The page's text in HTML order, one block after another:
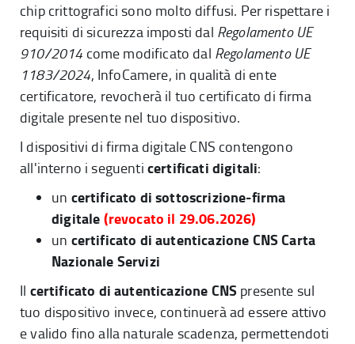
chip crittografici sono molto diffusi. Per rispettare i
requisiti di sicurezza imposti dal Regolamento UE
910/2014 come modificato dal Regolamento UE
1183/2024, InfoCamere, in qualità di ente
certificatore, revocherà il tuo certificato di firma
digitale presente nel tuo dispositivo.
I dispositivi di firma digitale CNS contengono
all'interno i seguenti certificati digitali:
un certificato di sottoscrizione-firma
digitale(revocato il 29.06.2026)
un certificato di autenticazione CNS Carta
Nazionale Servizi
Il certificato di autenticazione CNS presente sul
tuo dispositivo invece, continuerà ad essere attivo
e valido fino alla naturale scadenza, permettendoti